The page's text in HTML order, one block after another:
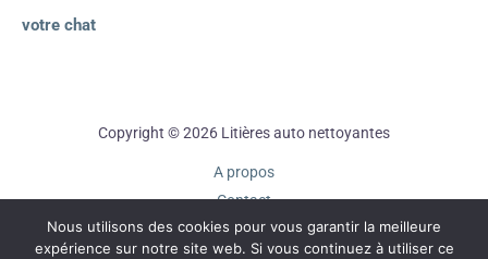
votre chat
Copyright © 2026 Litières auto nettoyantes
A propos
Contact
Plan du site
Nous utilisons des cookies pour vous garantir la meilleure
expérience sur notre site web. Si vous continuez à utiliser ce